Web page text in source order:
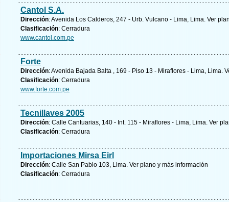
Cantol S.A.
Dirección: Avenida Los Calderos, 247 - Urb. Vulcano - Lima, Lima. Ver
Clasificación: Cerradura
www.cantol.com.pe
Forte
Dirección: Avenida Bajada Balta , 169 - Piso 13 - Miraflores - Lima, Lima.
Clasificación: Cerradura
www.forte.com.pe
Tecnillaves 2005
Dirección: Calle Cantuarias, 140 - Int. 115 - Miraflores - Lima, Lima. Ver
Clasificación: Cerradura
Importaciones Mirsa Eirl
Dirección: Calle San Pablo 103, Lima. Ver plano y más información
Clasificación: Cerradura